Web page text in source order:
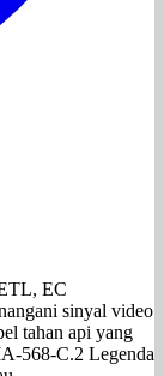
EC
sinyal video
tahan api yang
568-C.2 Legenda